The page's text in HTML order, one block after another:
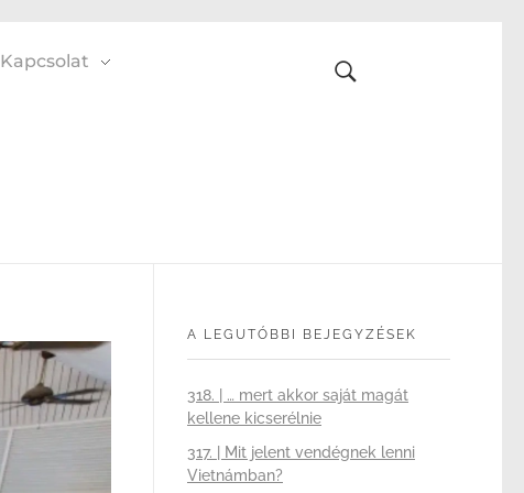
Kapcsolat
A LEGUTÓBBI BEJEGYZÉSEK
318. | … mert akkor saját magát
kellene kicserélnie
317. | Mit jelent vendégnek lenni
Vietnámban?